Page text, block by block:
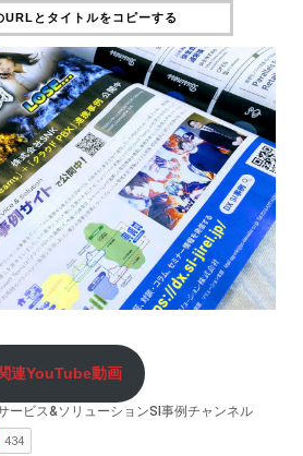
URLとタイトルをコピーする
連YouTube動画